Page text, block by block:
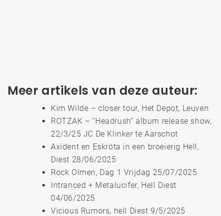
Meer artikels van deze auteur:
Kim Wilde – closer tour, Het Depot, Leuven
ROTZAK – “Headrush” album release show,
22/3/25 JC De Klinker te Aarschot
Axident en Eskröta in een broeierig Hell,
Diest 28/06/2025
Rock Olmen, Dag 1 Vrijdag 25/07/2025
Intranced + Metalucifer, Hell Diest
04/06/2025
Vicious Rumors, hell Diest 9/5/2025